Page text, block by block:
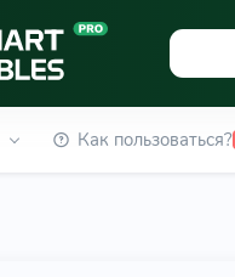
Как пользоваться?